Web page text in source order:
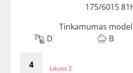
175/6015
Tinkamumas
D
B
Likutis 2